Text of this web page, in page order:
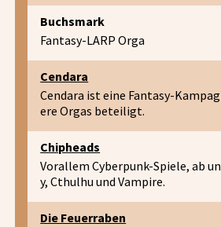
Buchsmark
Fantasy-LARP Orga
Cendara
Cendara ist eine Fantasy-
ere Orgas beteiligt.
Chipheads
Vorallem Cyberpunk-Spiele, ab
y, Cthulhu und Vampire.
Die Feuerraben